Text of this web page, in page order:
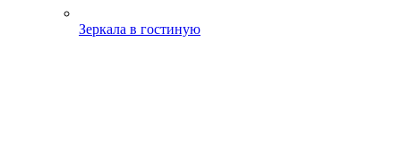
Зеркала в гостиную